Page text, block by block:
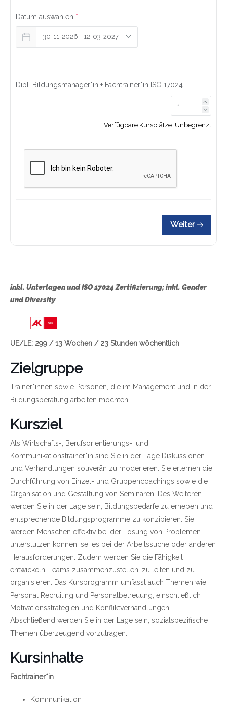
inkl. Unterlagen und ISO 17024 Zertifizierung; inkl. Gender
und Diversity
UE/LE: 299 / 13 Wochen / 23 Stunden wöchentlich
Zielgruppe
Trainer*innen sowie Personen, die im Management und in der
Bildungsberatung arbeiten möchten.
Kursziel
Als Wirtschafts-, Berufsorientierungs-, und
Kommunikationstrainer*in sind Sie in der Lage Diskussionen
und Verhandlungen souverän zu moderieren. Sie erlernen die
Durchführung von Einzel- und Gruppencoachings sowie die
Organisation und Gestaltung von Seminaren. Des Weiteren
werden Sie in der Lage sein, Bildungsbedarfe zu erheben und
entsprechende Bildungsprogramme zu konzipieren. Sie
werden Menschen effektiv bei der Lösung von Problemen
unterstützen können, sei es bei der Arbeitssuche oder anderen
Herausforderungen. Zudem werden Sie die Fähigkeit
entwickeln, Teams zusammenzustellen, zu leiten und zu
organisieren. Das Kursprogramm umfasst auch Themen wie
Personal Recruiting und Personalbetreuung, einschließlich
Motivationsstrategien und Konfliktverhandlungen.
Abschließend werden Sie in der Lage sein, sozialspezifische
Themen überzeugend vorzutragen.
Kursinhalte
Fachtrainer*in
Kommunikation
Datum auswählen *
Dipl. Bildungsmanager*in + Fachtrainer*in ISO 17024
Link
Link
Verfügbare Kursplätze: Unbegrenzt
Weiter